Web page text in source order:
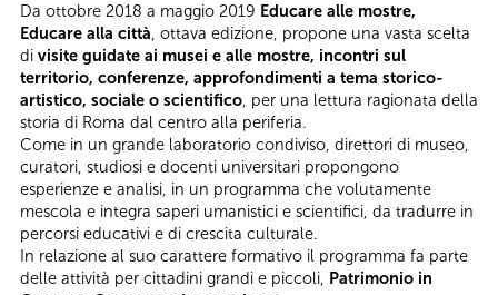
Da ottobre 2018 a maggio 2019 Educare alle mostre,
Educare alla città, ottava edizione, propone una vasta scelta
di visite guidate ai musei e alle mostre, incontri sul
territorio, conferenze, approfondimenti a tema storico-
artistico, sociale o scientifico, per una lettura ragionata della
storia di Roma dal centro alla periferia.
Come in un grande laboratorio condiviso, direttori di museo,
curatori, studiosi e docenti universitari propongono
esperienze e analisi, in un programma che volutamente
mescola e integra saperi umanistici e scientifici, da tradurre in
percorsi educativi e di crescita culturale.
In relazione al suo carattere formativo il programma fa parte
delle attività per cittadini grandi e piccoli, Patrimonio in